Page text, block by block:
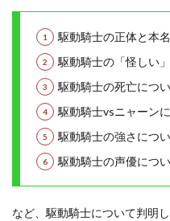
駆動騎士の正体と本名
駆動騎士の「怪しい
駆動騎士の死亡につ
駆動騎士vsニャーン
駆動騎士の強さにつ
駆動騎士の声優につ
など、駆動騎士について判明